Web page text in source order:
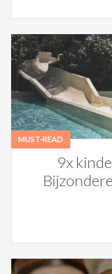
MUST-READ
9x